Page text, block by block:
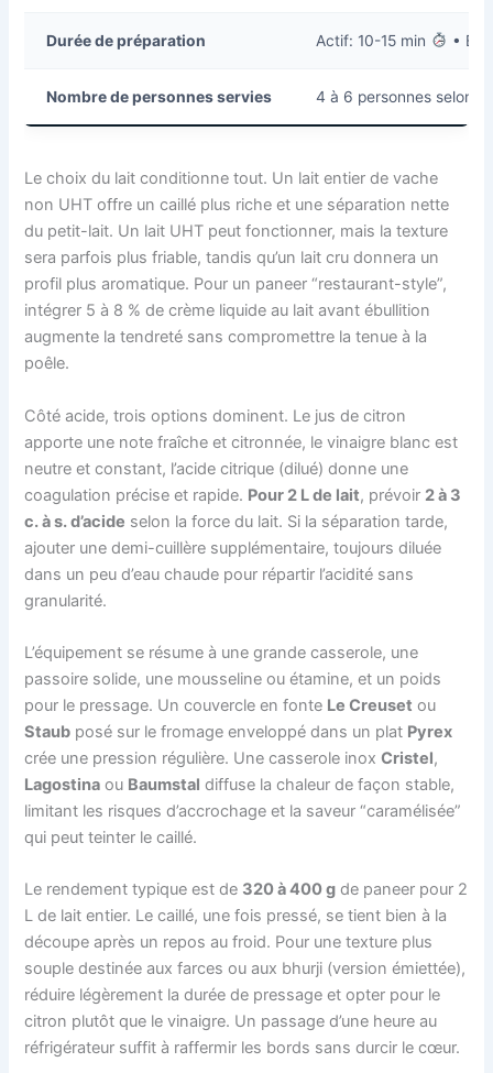
Durée de préparation Actif: 10-15 min •
Nombre de personnes servies 4 à 6 personnes selon
Le choix du lait conditionne tout. Un lait entier de vache
non UHT offre un caillé plus riche et une séparation nette
du petit-lait. Un lait UHT peut fonctionner, mais la texture
sera parfois plus friable, tandis qu’un lait cru donnera un
profil plus aromatique. Pour un paneer “restaurant-style”,
intégrer 5 à 8 % de crème liquide au lait avant ébullition
augmente la tendreté sans compromettre la tenue à la
poêle.
Côté acide, trois options dominent. Le jus de citron
apporte une note fraîche et citronnée, le vinaigre blanc est
neutre et constant, l’acide citrique (dilué) donne une
coagulation précise et rapide. Pour 2 L de lait, prévoir 2 à 3
c. à s. d’acide selon la force du lait. Si la séparation tarde,
ajouter une demi-cuillère supplémentaire, toujours diluée
dans un peu d’eau chaude pour répartir l’acidité sans
granularité.
L’équipement se résume à une grande casserole, une
passoire solide, une mousseline ou étamine, et un poids
pour le pressage. Un couvercle en fonte Le Creuset ou
Staub posé sur le fromage enveloppé dans un plat Pyrex
crée une pression régulière. Une casserole inoxCristel,
Lagostina ou Baumstal diffuse la chaleur de façon stable,
limitant les risques d’accrochage et la saveur “caramélisée”
qui peut teinter le caillé.
Le rendement typique est de 320 à 400 g de paneer pour 2
L de lait entier. Le caillé, une fois pressé, se tient bien à la
découpe après un repos au froid. Pour une texture plus
souple destinée aux farces ou aux bhurji (version émiettée),
réduire légèrement la durée de pressage et opter pour le
citron plutôt que le vinaigre. Un passage d’une heure au
réfrigérateur suffit à raffermir les bords sans durcir le cœur.